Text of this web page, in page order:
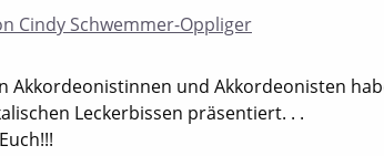
Cindy Schwemmer-Oppliger
Akkordeonistinnen und Akkordeonisten
Leckerbissen präsentiert. . .